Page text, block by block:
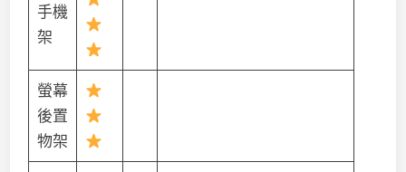
手機
架
螢幕
後置
物架